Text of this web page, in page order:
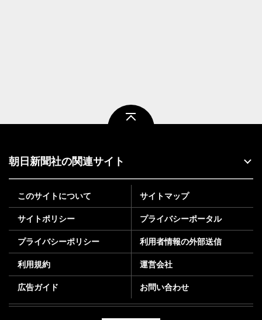
朝日新聞社の関連サイト
このサイトについて サイトマップ
サイトポリシー プライバシーポータル
プライバシーポリシー 利用者情報の外部送信
利用規約 運営会社
広告ガイド お問い合わせ